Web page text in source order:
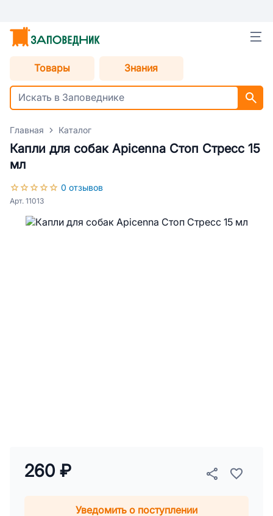
Товары Знания
Главная Каталог
Капли для собак Apicenna Стоп Стресс 15
мл
0 отзывов
Арт. 11013
260 ₽
Уведомить о поступлении